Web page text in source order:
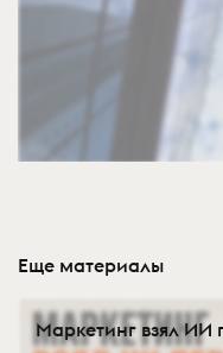
Еще материалы
Маркетинг взял ИИ